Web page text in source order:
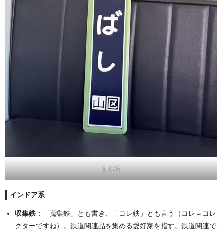
もじ鉄
インドア系
収集鉄：「蒐集鉄」とも書き、「コレ鉄」とも言う（コレ＝コレ
クターですね）。鉄道関連品を集める愛好家を指す。鉄道関連で